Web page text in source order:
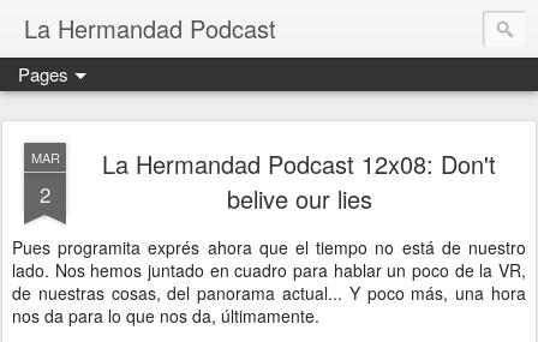
La Hermandad Podcast
Pages
MAR
2
La Hermandad Podcast 12x08: Don't
belive our lies
Pues programita exprés ahora que el tiempo no está de nuestro
lado. Nos hemos juntado en cuadro para hablar un poco de la VR,
de nuestras cosas, del panorama actual... Y poco más, una hora
nos da para lo que nos da, últimamente.